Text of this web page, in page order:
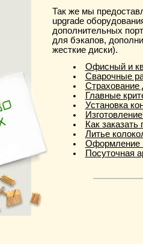
Так же мы
upgrade
дополнительных
для бэкапов,
жесткие диски).
Офисный и
Сварочные
Страхование
Главные
Установка
Как заказать
Литье
Оформление
Посуточная